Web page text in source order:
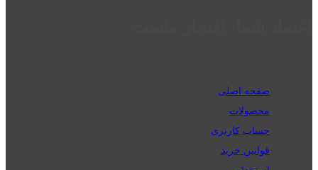
صفحه اصلی
محصولات
حساب کاربری
قوانین خرید